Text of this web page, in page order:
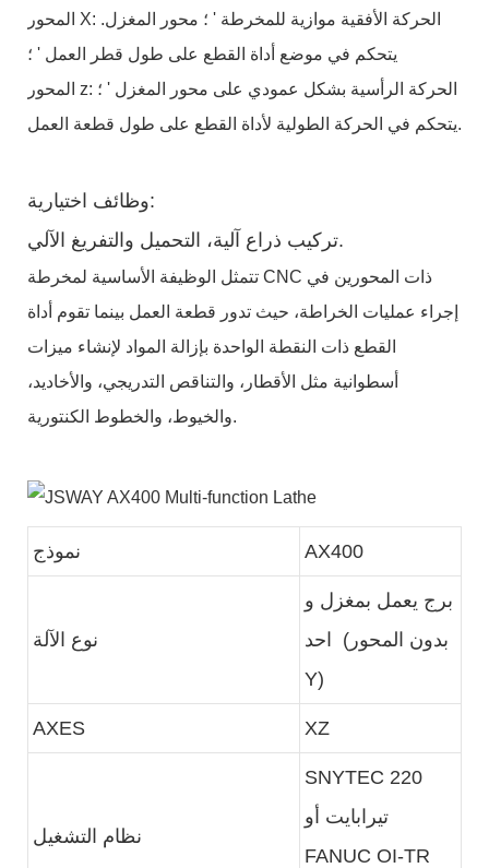
المحور X: الحركة الأفقية موازية للمخرطة ' ؛ محور المغزل.
يتحكم في موضع أداة القطع على طول قطر العمل ' ؛
المحور z: الحركة الرأسية بشكل عمودي على محور المغزل ' ؛
يتحكم في الحركة الطولية لأداة القطع على طول قطعة العمل.
وظائف اختيارية:
تركيب ذراع آلية، التحميل والتفريغ الآلي.
تتمثل الوظيفة الأساسية لمخرطة CNC ذات المحورين في
إجراء عمليات الخراطة، حيث تدور قطعة العمل بينما تقوم أداة
القطع ذات النقطة الواحدة بإزالة المواد لإنشاء ميزات
أسطوانية مثل الأقطار، والتناقص التدريجي، والأخاديد،
والخيوط، والخطوط الكنتورية.
نموذج AX400
نوع الآلة
برج يعمل بمغزل و
احد (بدون المحور
Y)
AXES XZ
نظام التشغيل
SNYTEC 220
تيرابايت أو
FANUC OI-TR